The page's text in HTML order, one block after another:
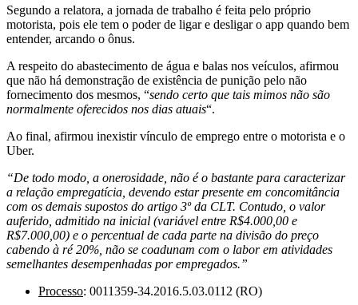
Segundo a relatora, a jornada de trabalho é feita pelo próprio
motorista, pois ele tem o poder de ligar e desligar o app quando bem
entender, arcando o ônus.
A respeito do abastecimento de água e balas nos veículos, afirmou
que não há demonstração de existência de punição pelo não
fornecimento dos mesmos, “sendo certo que tais mimos não são
normalmente oferecidos nos dias atuais“.
Ao final, afirmou inexistir vínculo de emprego entre o motorista e o
Uber.
“De todo modo, a onerosidade, não é o bastante para caracterizar
a relação empregatícia, devendo estar presente em concomitância
com os demais supostos do artigo 3º da CLT. Contudo, o valor
auferido, admitido na inicial (variável entre R$4.000,00 e
R$7.000,00) e o percentual de cada parte na divisão do preço
cabendo à ré 20%, não se coadunam com o labor em atividades
semelhantes desempenhadas por empregados.”
Processo: 0011359-34.2016.5.03.0112 (RO)